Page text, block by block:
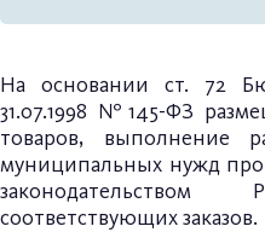
На основании ст. 72
31.07.1998 №145-ФЗ
товаров, выполнение
муниципальных нужд
соответствующих заказов.